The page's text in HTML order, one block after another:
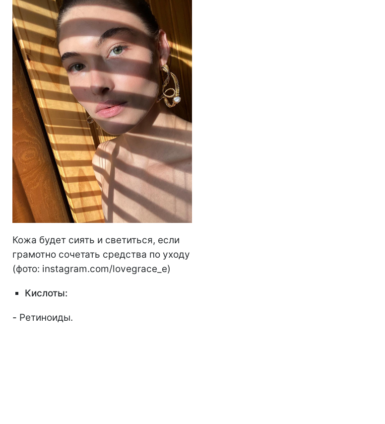
Кожа будет сиять и светиться, если
грамотно сочетать средства по уходу
(фото: instagram.com/lovegrace_e)
Кислоты:
- Ретиноиды.